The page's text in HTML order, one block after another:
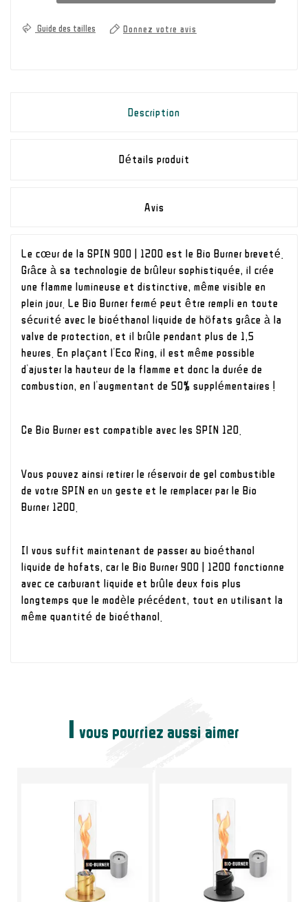
Guide des tailles Donnez votre avis
Description
Détails produit
Avis
Le cœur de la SPIN 900 | 1200 est le Bio Burner breveté.
Grâce à sa technologie de brûleur sophistiquée, il crée
une flamme lumineuse et distinctive, même visible en
plein jour. Le Bio Burner fermé peut être rempli en toute
sécurité avec le bioéthanol liquide de höfats grâce à la
valve de protection, et il brûle pendant plus de 1,5
heures. En plaçant l'Eco Ring, il est même possible
d'ajuster la hauteur de la flamme et donc la durée de
combustion, en l'augmentant de 50% supplémentaires !
Ce Bio Burner est compatible avec les SPIN 120.
Vous pouvez ainsi retirer le réservoir de gel combustible
de votre SPIN en un geste et le remplacer par le Bio
Burner 1200.
Il vous suffit maintenant de passer au bioéthanol
liquide de hofats, car le Bio Burner 900 | 1200 fonctionne
avec ce carburant liquide et brûle deux fois plus
longtemps que le modèle précédent, tout en utilisant la
même quantité de bioéthanol.
vous pourriez aussi aimer